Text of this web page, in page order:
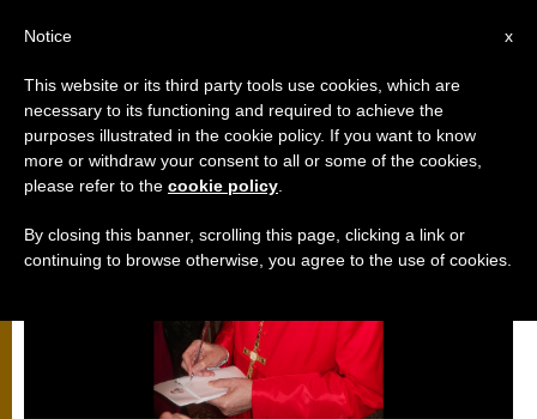
الكرسي الرسولي
x
Notice
This website or its third party tools use cookies, which are
necessary to its functioning and required to achieve the
purposes illustrated in the cookie policy. If you want to know
more or withdraw your consent to all or some of the cookies,
please refer to the cookie policy
By closing this banner, scrolling this page, clicking a link or
continuing to browse otherwise, you agree to the use of cookies.